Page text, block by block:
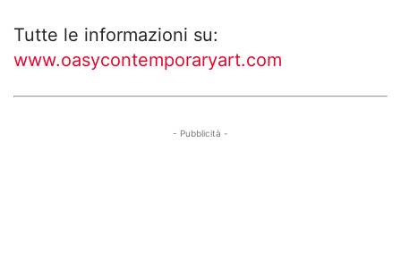
Tutte le informazioni su:
www.oasycontemporaryart.com
- Pubblicità -